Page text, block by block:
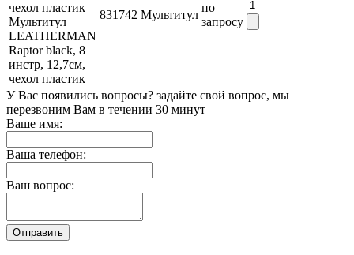
Мультитул
LEATHERMAN
Raptor black, 8
инстр, 12,7см,
чехол пластик
831742 Мультитул
по
запросу
У Вас появились вопросы? задайте свой вопрос, мы
перезвоним Вам в течении 30 минут
Ваше имя:
Ваша телефон:
Ваш вопрос: